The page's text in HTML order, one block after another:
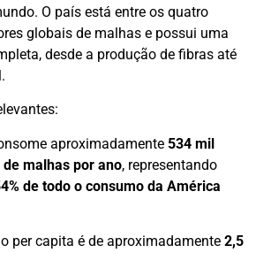
O país está entre os quatro
globais de malhas e possui uma
desde a produção de fibras até
aproximadamente 534 mil
malhas por ano, representando
de todo o consumo da América
per capita é de aproximadamente 2,5